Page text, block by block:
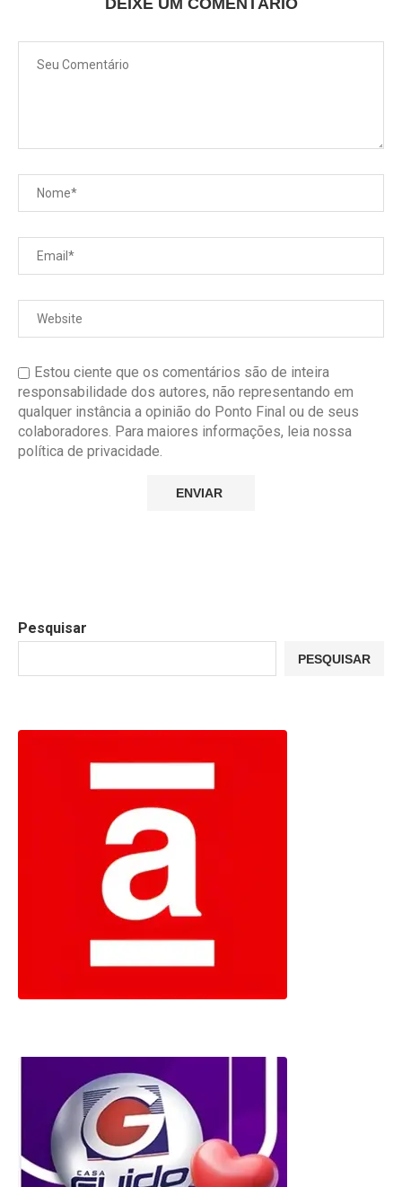
DEIXE UM COMENTÁRIO
Estou ciente que os comentários são de inteira
responsabilidade dos autores, não representando em
qualquer instância a opinião do Ponto Final ou de seus
colaboradores. Para maiores informações, leia nossa
política de privacidade.
Pesquisar
PESQUISAR